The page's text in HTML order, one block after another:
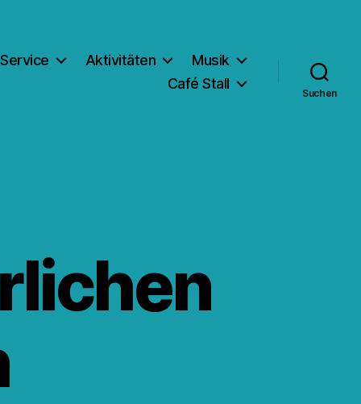
Service Aktivitäten
Musik
Café Stall
Suchen